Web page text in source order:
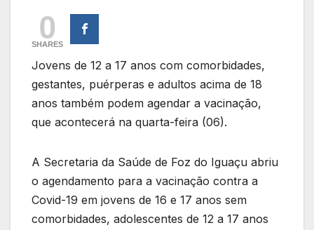
0
SHARES
Jovens de 12 a 17 anos com comorbidades,
gestantes, puérperas e adultos acima de 18
anos também podem agendar a vacinação,
que acontecerá na quarta-feira (06).
A Secretaria da Saúde de Foz do Iguaçu abriu
o agendamento para a vacinação contra a
Covid-19 em jovens de 16 e 17 anos sem
comorbidades, adolescentes de 12 a 17 anos